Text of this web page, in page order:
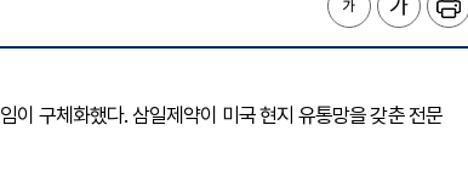
이 구체화했다. 삼일제약이 미국 현지 유통망을 갖춘 전문